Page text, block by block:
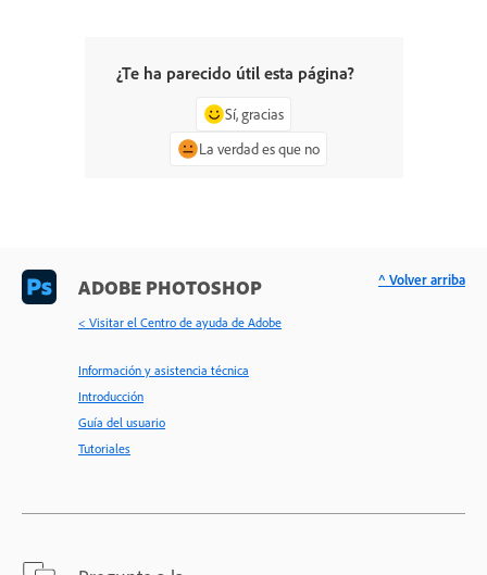
¿Te ha parecido útil esta página?
Sí, gracias
La verdad es que no
ADOBE PHOTOSHOP
< Visitar el Centro de ayuda de Adobe
Información y asistencia técnica
Introducción
Guía del usuario
Tutoriales
^ Volver arriba